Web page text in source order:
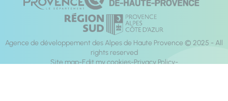
Agence de développement des Alpes de Haute Provence © 2025 - All
rights reserved
Site map Edit my cookies Privacy Policy